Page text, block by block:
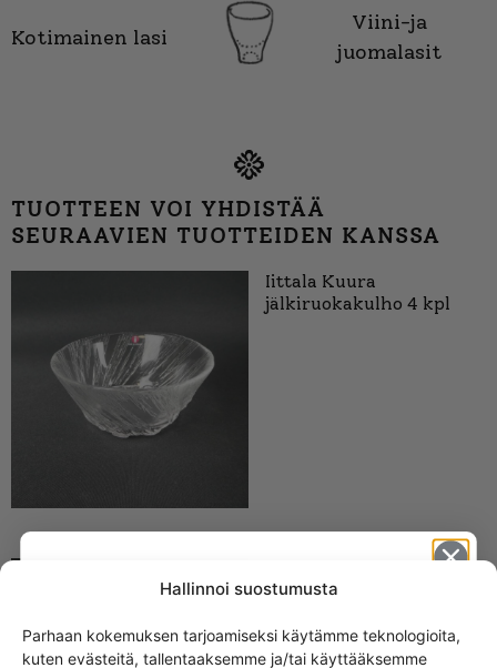
Hallinnoi suostumusta
Parhaan kokemuksen tarjoamiseksi käytämme teknologioita,
kuten evästeitä, tallentaaksemme ja/tai käyttääksemme
Kotimainen lasi
Viini-ja
juomalasit
TUOTTEEN VOI YHDISTÄÄ
SEURAAVIEN TUOTTEIDEN KANSSA
Iittala Kuura
jälkiruokakulho 4 kpl
Wirkkala, Iittala